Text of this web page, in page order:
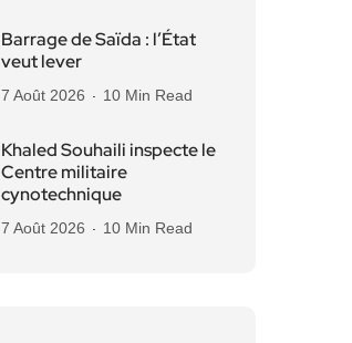
Barrage de Saïda : l’État
veut lever
7 Août 2026 10 Min Read
Khaled Souhaili inspecte le
Centre militaire
cynotechnique
7 Août 2026 10 Min Read